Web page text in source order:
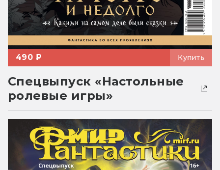
490 ₽ Купить
Спецвыпуск «Настольные
ролевые игры»